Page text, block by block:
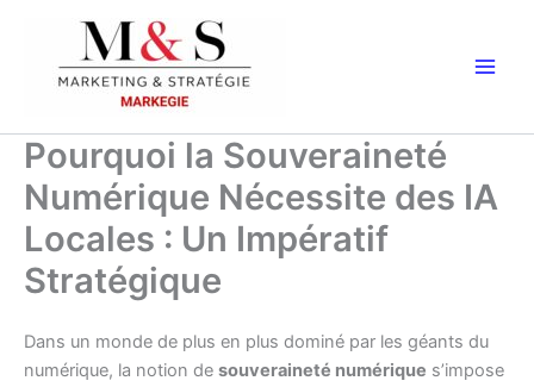
contenu
Pourquoi la Souveraineté
Numérique Nécessite des IA
Locales : Un Impératif
Stratégique
Dans un monde de plus en plus dominé par les géants du
numérique, la notion de souveraineté numérique s’impose